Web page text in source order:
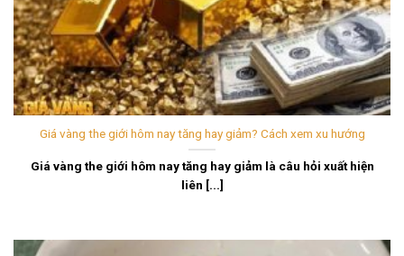
Giá vàng the giới hôm nay tăng hay giảm? Cách xem xu hướng
Giá vàng the giới hôm nay tăng hay giảm là câu hỏi xuất hiện
liên [...]